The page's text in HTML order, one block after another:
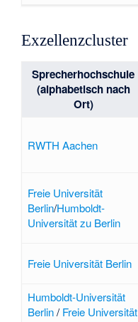
Exzellenzcluster
Sprecherhochschule
(alphabetisch nach
Ort)
RWTH Aachen
Freie Universität
Berlin/Humboldt-
Universität zu Berlin
Freie Universität Berlin
Humboldt-Universität
Berlin/Freie Universität